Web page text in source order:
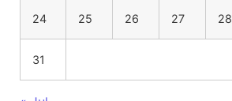
24 25 26 27 28
31